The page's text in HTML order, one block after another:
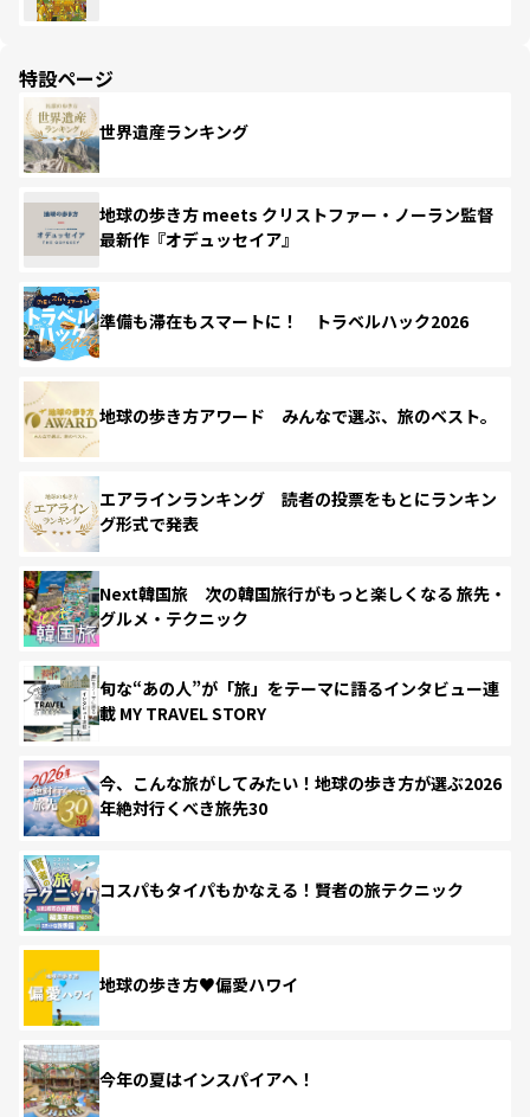
特設ページ
世界遺産ランキング
地球の歩き方 meets クリストファー・ノーラン監督
最新作『オデュッセイア』
準備も滞在もスマートに！ トラベルハック2026
地球の歩き方アワード みんなで選ぶ、旅のベスト。
エアラインランキング 読者の投票をもとにランキン
グ形式で発表
Next韓国旅 次の韓国旅行がもっと楽しくなる 旅先・
グルメ・テクニック
旬な“あの人”が「旅」をテーマに語るインタビュー連
載 MY TRAVEL STORY
今、こんな旅がしてみたい！地球の歩き方が選ぶ2026
年絶対行くべき旅先30
コスパもタイパもかなえる！賢者の旅テクニック
地球の歩き方♥偏愛ハワイ
今年の夏はインスパイアへ！